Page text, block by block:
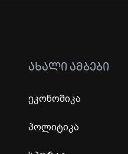
ᲐᲮᲐᲚᲘ ᲐᲛᲑᲔᲑᲘ
ეკონომიკა
პოლიტიკა